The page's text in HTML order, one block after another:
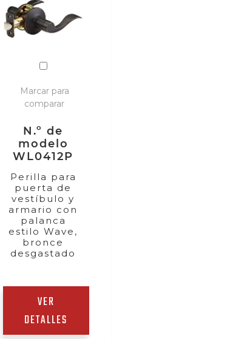
Marcar para
comparar
N.º de
modelo
WL0412P
Perilla para
puerta de
vestíbulo y
armario con
palanca
estilo Wave,
bronce
desgastado
VER
DETALLES